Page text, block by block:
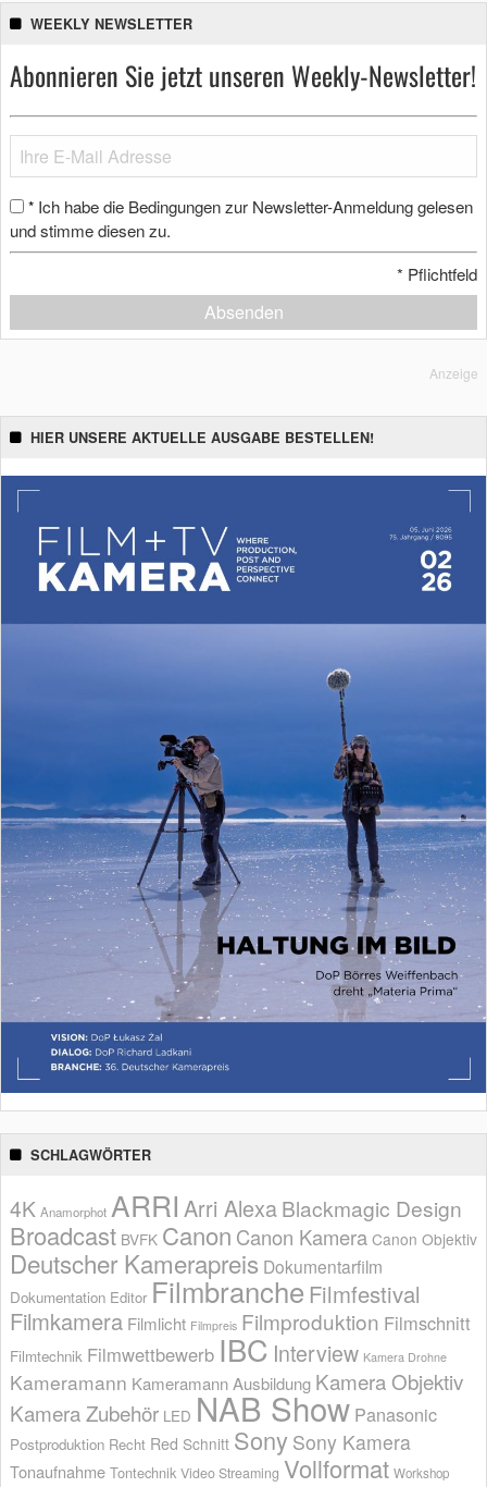
WEEKLY NEWSLETTER
Abonnieren Sie jetzt unseren Weekly-Newsletter!
* Ich habe die Bedingungen zur Newsletter-Anmeldung gelesen
und stimme diesen zu.
* Pflichtfeld
Absenden
Anzeige
HIER UNSERE AKTUELLE AUSGABE BESTELLEN!
SCHLAGWÖRTER
4K Anamorphot ARRI Arri AlexaBlackmagic Design
Broadcast BVFK Canon Canon Kamera Canon Objektiv
Deutscher Kamerapreis Dokumentarfilm
Dokumentation Editor Filmbranche Filmfestival
Filmkamera Filmlicht Filmpreis Filmproduktion Filmschnitt
Filmtechnik Filmwettbewerb IBC Interview Kamera Drohne
Kameramann Kameramann Ausbildung Kamera Objektiv
Kamera Zubehör LED NAB Show Panasonic
Postproduktion Recht Red Schnitt Sony Sony Kamera
Tonaufnahme Tontechnik Video Streaming Vollformat Workshop